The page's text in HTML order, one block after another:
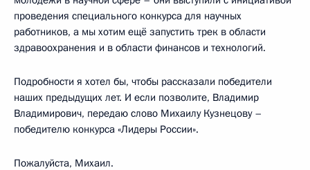
проведения специального конкурса для научных
работников, а мы хотим ещё запустить трек в области
здравоохранения и в области финансов и технологий.
Подробности я хотел бы, чтобы рассказали победители
наших предыдущих лет. И если позволите, Владимир
Владимирович, передаю слово Михаилу Кузнецову –
победителю конкурса «Лидеры России».
Пожалуйста, Михаил.